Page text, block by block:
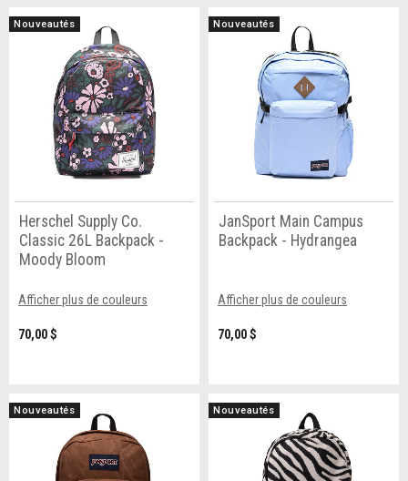
Nouveautés
Herschel Supply Co.
Classic 26L Backpack -
Moody Bloom
Afficher plus de couleurs
70,00 $
Nouveautés
JanSport Main Campus
Backpack - Hydrangea
Afficher plus de couleurs
70,00 $
Nouveautés Nouveautés